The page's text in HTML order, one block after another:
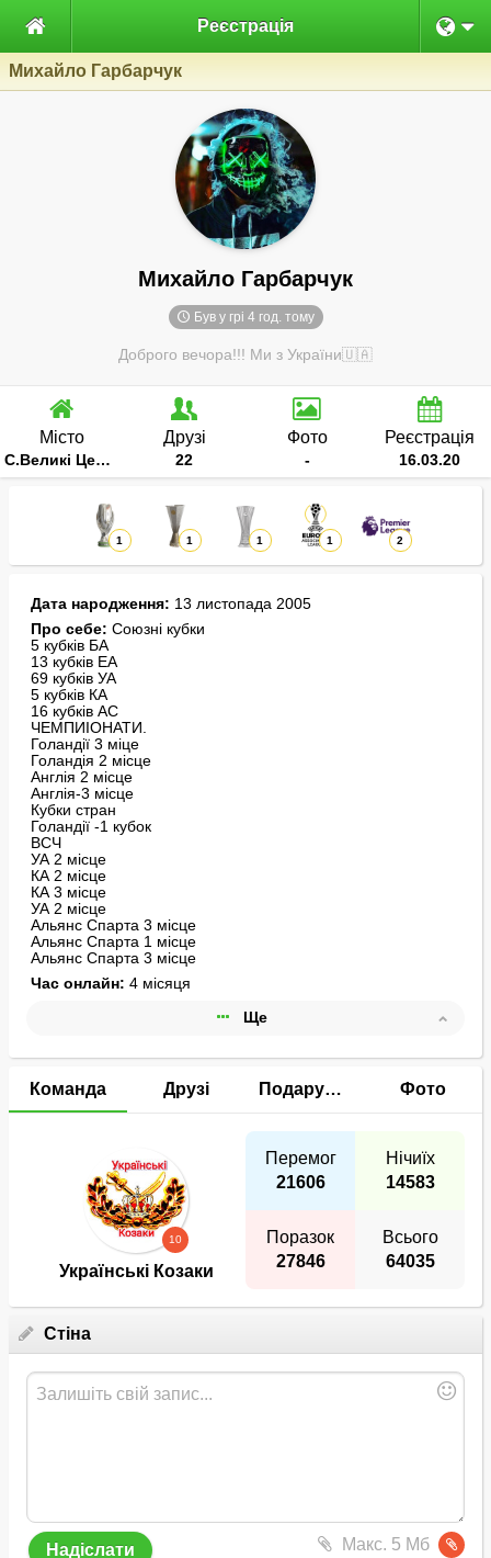
 Реєстрація
Михайло Гарбарчук
Михайло Гарбарчук
Був у грі 4 год. тому
Доброго вечора!!! Ми з України🇺🇦
Місто
С.Великі Цепцевичі
Друзі
22
Фото
-
Реєстрація
16.03.20
1 1 1 1 2
Дата народження: 13 листопада 2005
Про себе: Союзні кубки
5 кубків БА
13 кубків ЕА
69 кубків УА
5 кубків КА
16 кубків АС
ЧЕМПИІОНАТИ.
Голандії 3 міце
Голандія 2 місце
Англія 2 місце
Англія-3 місце
Кубки стран
Голандії -1 кубок
ВСЧ
УА 2 місце
КА 2 місце
КА 3 місце
УА 2 місце
Альянс Спарта 3 місце
Альянс Спарта 1 місце
Альянс Спарта 3 місце
Час онлайн: 4 місяця
Ще
Інтереси: СЛАВА УКРАЇНІ 🇺🇦🇺🇦🇺🇦🇺🇦
Ігри: Футбол
Баскетбол
Команда Друзі Подарунки Фото
10
Українські Козаки
Перемог
21606
Нічиїх
14583
Поразок
27846
Всього
64035
Стіна
Макс. 5 Мб